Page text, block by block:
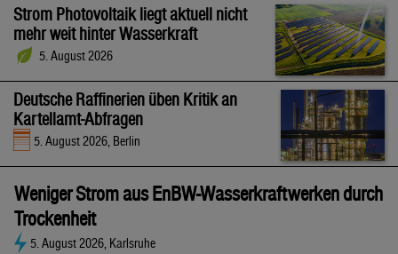
Strom Photovoltaik liegt aktuell nicht
mehr weit hinter Wasserkraft
5. August 2026
Deutsche Raffinerien üben Kritik an
Kartellamt-Abfragen
5. August 2026, Berlin
Weniger Strom aus EnBW-Wasserkraftwerken durch
Trockenheit
5. August 2026, Karlsruhe